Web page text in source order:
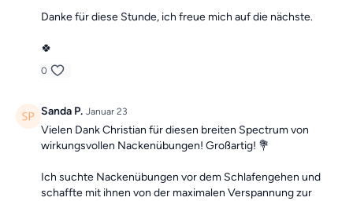
Danke für diese Stunde, ich freue mich auf die nächste.
🍀
0
Sanda P. Januar 23
Vielen Dank Christian für diesen breiten Spectrum von
wirkungsvollen Nackenübungen! Großartig! 💐
Ich suchte Nackenübungen vor dem Schlafengehen und
schaffte mit ihnen von der maximalen Verspannung zur